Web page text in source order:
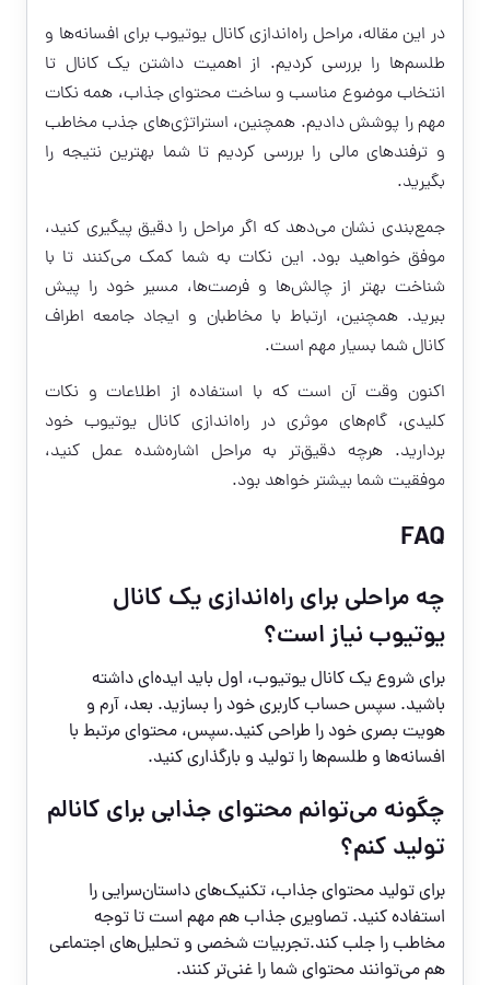
در این مقاله، مراحل راه‌اندازی کانال یوتیوب برای افسانه‌ها و
طلسم‌ها را بررسی کردیم. از اهمیت داشتن یک کانال تا
انتخاب موضوع مناسب و ساخت محتوای جذاب، همه نکات
مهم را پوشش دادیم. همچنین، استراتژی‌های جذب مخاطب
و ترفندهای مالی را بررسی کردیم تا شما بهترین نتیجه را
بگیرید.
جمع‌بندی نشان می‌دهد که اگر مراحل را دقیق پیگیری کنید،
موفق خواهید بود. این نکات به شما کمک می‌کنند تا با
شناخت بهتر از چالش‌ها و فرصت‌ها، مسیر خود را پیش
ببرید. همچنین، ارتباط با مخاطبان و ایجاد جامعه اطراف
کانال شما بسیار مهم است.
اکنون وقت آن است که با استفاده از اطلاعات و نکات
کلیدی، گام‌های موثری در راه‌اندازی کانال یوتیوب خود
بردارید. هرچه دقیق‌تر به مراحل اشاره‌شده عمل کنید،
موفقیت شما بیشتر خواهد بود.
FAQ
چه مراحلی برای راه‌اندازی یک کانال
یوتیوب نیاز است؟
برای شروع یک کانال یوتیوب، اول باید ایده‌ای داشته
باشید. سپس حساب کاربری خود را بسازید. بعد، آرم و
هویت بصری خود را طراحی کنید.سپس، محتوای مرتبط با
افسانه‌ها و طلسم‌ها را تولید و بارگذاری کنید.
چگونه می‌توانم محتوای جذابی برای کانالم
تولید کنم؟
برای تولید محتوای جذاب، تکنیک‌های داستان‌سرایی را
استفاده کنید. تصاویری جذاب هم مهم است تا توجه
مخاطب را جلب کند.تجربیات شخصی و تحلیل‌های اجتماعی
هم می‌توانند محتوای شما را غنی‌تر کنند.